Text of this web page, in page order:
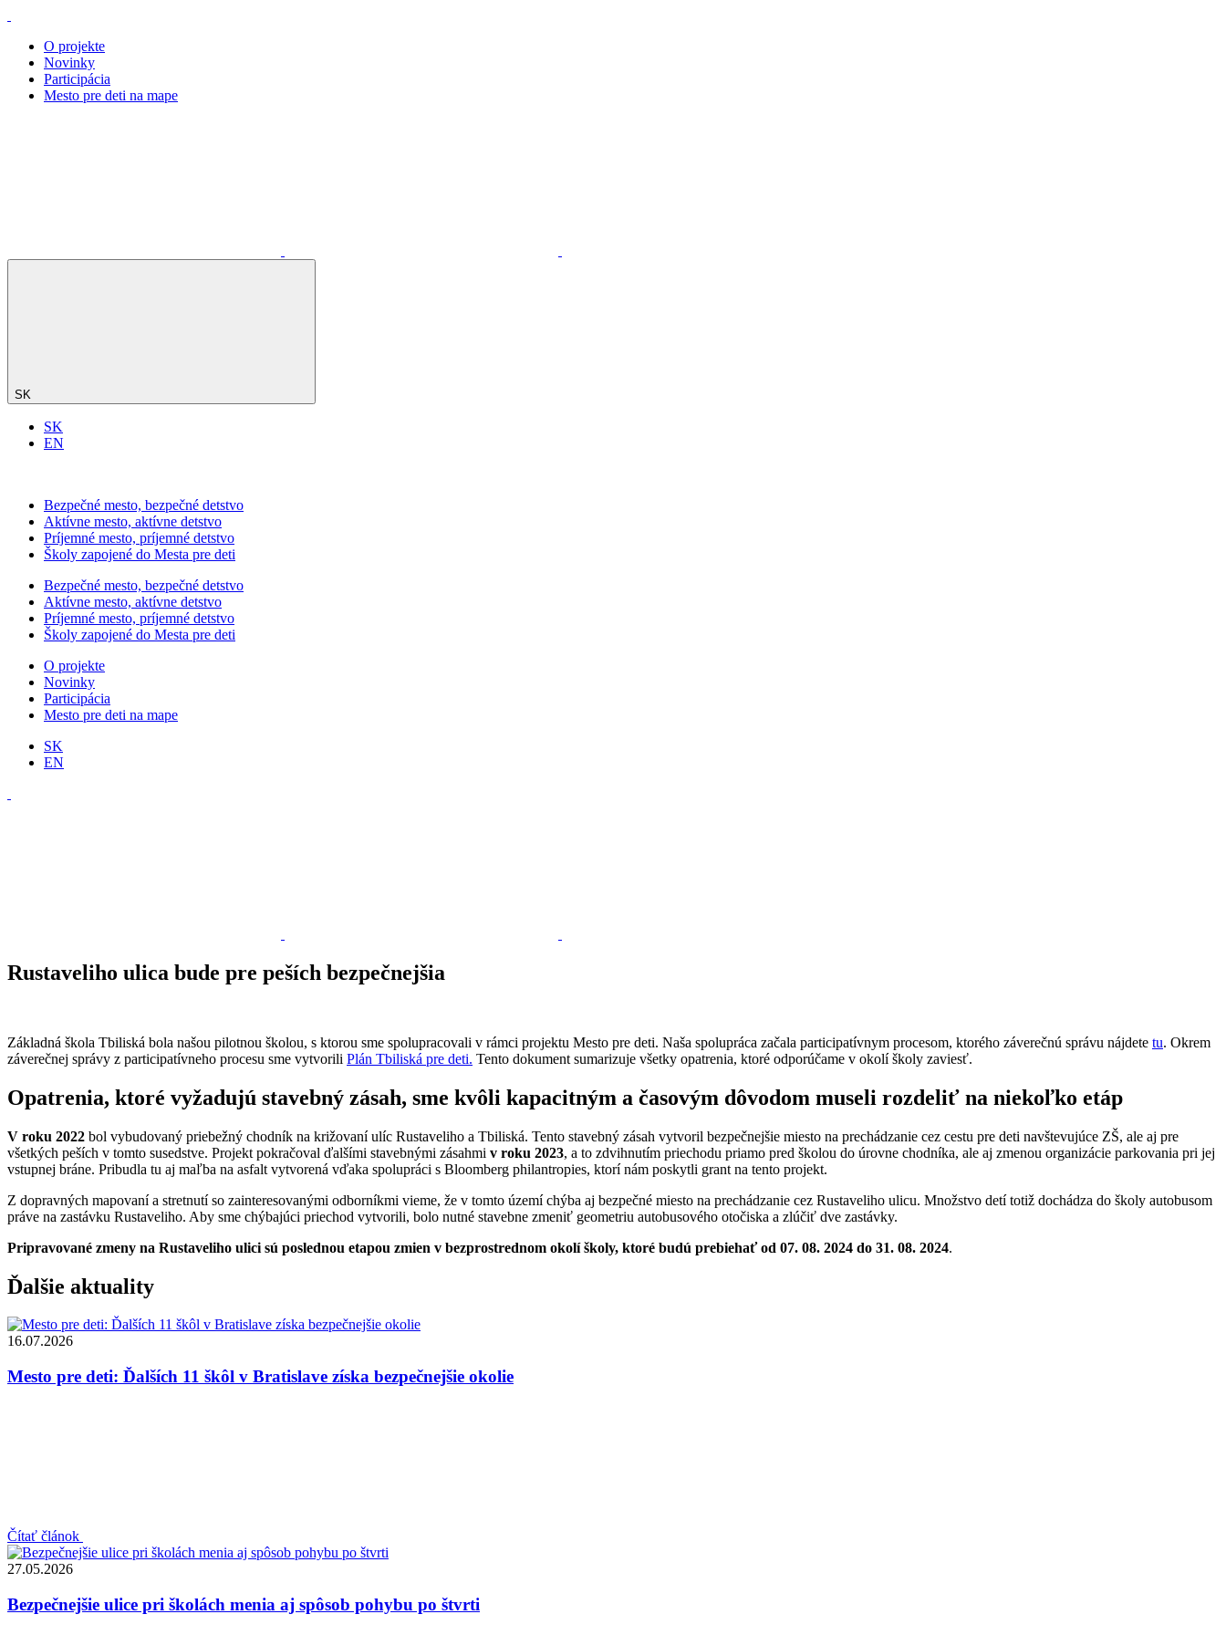
O projekte
Novinky
Participácia
Mesto pre deti na mape
SK
SK
EN
Bezpečné mesto, bezpečné detstvo
Aktívne mesto, aktívne detstvo
Príjemné mesto, príjemné detstvo
Školy zapojené do Mesta pre deti
Bezpečné mesto, bezpečné detstvo
Aktívne mesto, aktívne detstvo
Príjemné mesto, príjemné detstvo
Školy zapojené do Mesta pre deti
O projekte
Novinky
Participácia
Mesto pre deti na mape
SK
EN
Rustaveliho ulica bude pre peších bezpečnejšia
Základná škola Tbiliská bola našou pilotnou školou, s ktorou sme spolupracovali v rámci projektu Mesto pre deti. Naša spolupráca začala participatívnym procesom, ktorého záverečnú správu nájdete tu. Okrem
záverečnej správy z participatívneho procesu sme vytvorili Plán Tbiliská pre deti. Tento dokument sumarizuje všetky opatrenia, ktoré odporúčame v okolí školy zaviesť.
Opatrenia, ktoré vyžadujú stavebný zásah, sme kvôli kapacitným a časovým dôvodom museli rozdeliť na niekoľko etáp
V roku 2022 bol vybudovaný priebežný chodník na križovaní ulíc Rustaveliho a Tbiliská. Tento stavebný zásah vytvoril bezpečnejšie miesto na prechádzanie cez cestu pre deti navštevujúce ZŠ, ale aj pre
všetkých peších v tomto susedstve. Projekt pokračoval ďalšími stavebnými zásahmi v roku 2023, a to zdvihnutím priechodu priamo pred školou do úrovne chodníka, ale aj zmenou organizácie parkovania pri jej
vstupnej bráne. Pribudla tu aj maľba na asfalt vytvorená vďaka spolupráci s Bloomberg philantropies, ktorí nám poskytli grant na tento projekt.
Z dopravných mapovaní a stretnutí so zainteresovanými odborníkmi vieme, že v tomto území chýba aj bezpečné miesto na prechádzanie cez Rustaveliho ulicu. Množstvo detí totiž dochádza do školy autobusom
práve na zastávku Rustaveliho. Aby sme chýbajúci priechod vytvorili, bolo nutné stavebne zmeniť geometriu autobusového otočiska a zlúčiť dve zastávky.
Pripravované zmeny na Rustaveliho ulici sú poslednou etapou zmien v bezprostrednom okolí školy, ktoré budú prebiehať od 07. 08. 2024 do 31. 08. 2024.
Ďalšie aktuality
16.07.2026
Mesto pre deti: Ďalších 11 škôl v Bratislave získa bezpečnejšie okolie
Čítať článok
27.05.2026
Bezpečnejšie ulice pri školách menia aj spôsob pohybu po štvrti